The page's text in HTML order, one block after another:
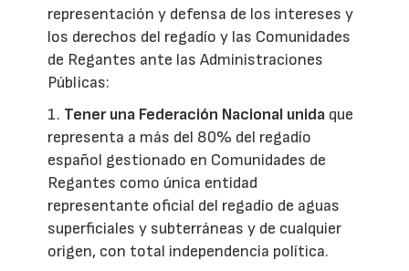
representación y defensa de los intereses y
los derechos del regadío y las Comunidades
de Regantes ante las Administraciones
Públicas:
1. Tener una Federación Nacional unida que
representa a más del 80% del regadío
español gestionado en Comunidades de
Regantes como única entidad
representante oficial del regadío de aguas
superficiales y subterráneas y de cualquier
origen, con total independencia política.